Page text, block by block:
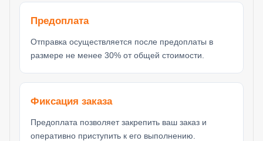
Предоплата
Отправка осуществляется после предоплаты в
размере не менее 30% от общей стоимости.
Фиксация заказа
Предоплата позволяет закрепить ваш заказ и
оперативно приступить к его выполнению.